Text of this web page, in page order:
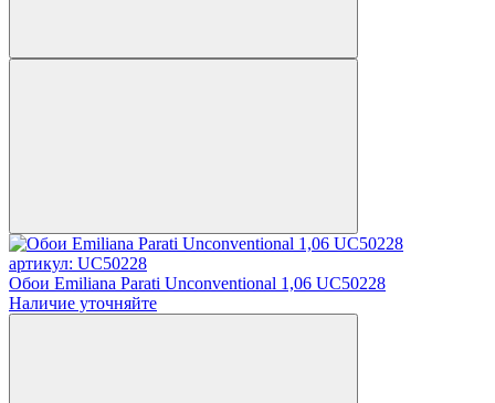
артикул: UC50228
Обои Emiliana Parati Unconventional 1,06 UC50228
Наличие уточняйте